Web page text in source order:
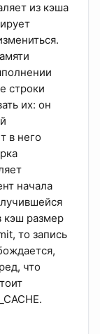
из кэша
строки
их: он
в него
начала
кэш размер
то запись
что